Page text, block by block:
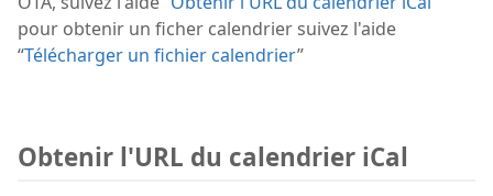
pour obtenir un ficher calendrier suivez l'aide
“Télécharger un fichier calendrier”
Obtenir l'URL du calendrier iCal